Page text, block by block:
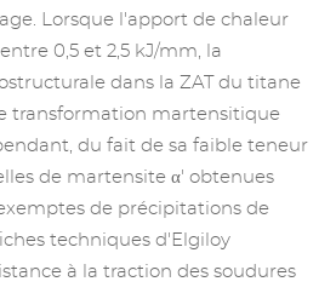
Lorsque l'apport de chaleur
0,5 et 2,5 kJ/mm, la
dans la ZAT du titane
transformation martensitique
du fait de sa faible teneur
de martensite α' obtenues
de précipitations de
techniques d'Elgiloy
à la traction des soudures